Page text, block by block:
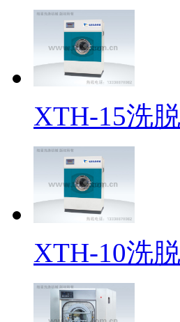
XTH-15洗
XTH-10洗